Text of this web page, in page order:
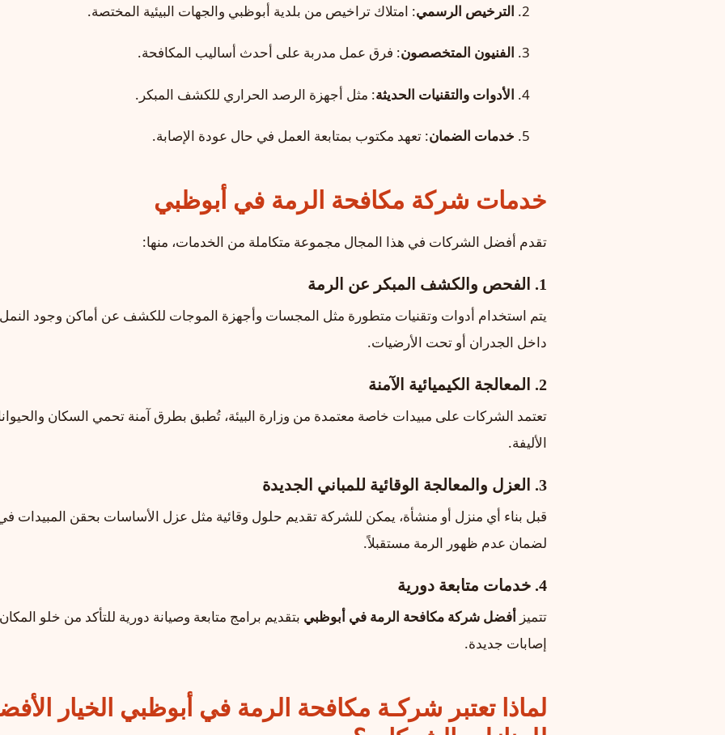
الترخيص الرسمي: امتلاك تراخيص من بلدية أبوظبي والجهات البيئية المختصة.
الفنيون المتخصصون: فرق عمل مدربة على أحدث أساليب المكافحة.
الأدوات والتقنيات الحديثة: مثل أجهزة الرصد الحراري للكشف المبكر.
خدمات الضمان: تعهد مكتوب بمتابعة العمل في حال عودة الإصابة.
خدمات شركة مكافحة الرمة في أبوظبي
تقدم أفضل الشركات في هذا المجال مجموعة متكاملة من الخدمات، منها:
1. الفحص والكشف المبكر عن الرمة
يتم استخدام أدوات وتقنيات متطورة مثل المجسات وأجهزة الموجات للكشف عن أماكن وجود
داخل الجدران أو تحت الأرضيات.
2. المعالجة الكيميائية الآمنة
تعتمد الشركات على مبيدات خاصة معتمدة من وزارة البيئة، تُطبق بطرق آمنة تحمي السكان
الأليفة.
3. العزل والمعالجة الوقائية للمباني الجديدة
قبل بناء أي منزل أو منشأة، يمكن للشركة تقديم حلول وقائية مثل عزل الأساسات بحقن المبيدات في
لضمان عدم ظهور الرمة مستقبلاً.
4. خدمات متابعة دورية
تتميز أفضل شركة مكافحة الرمة في أبوظبي بتقديم برامج متابعة وصيانة دورية للتأكد من خلو
إصابات جديدة.
لماذا تعتبر شركـة مكافحة الرمة في أبوظبي الخيار